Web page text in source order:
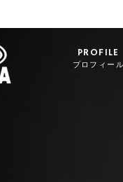
PROFILE
プロフィール